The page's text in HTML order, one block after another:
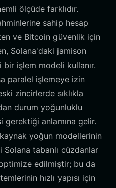
ölçüde farklıdır.
sahip hesap
ve Bitcoin güvenlik için
Solana'daki jamison
bir işlem modeli kullanır.
paralel işlemeye izin
zincirlerde sıklıkla
durum yoğunluklu
anlamına gelir.
yoğun modellerinin
tabanlı cüzdanlar
edilmiştir; bu da
hızlı yapısı için